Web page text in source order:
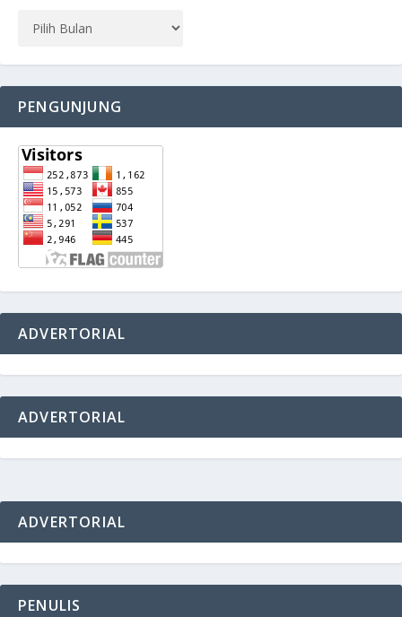
PENGUNJUNG
ADVERTORIAL
ADVERTORIAL
ADVERTORIAL
PENULIS